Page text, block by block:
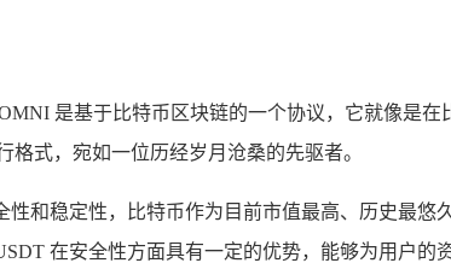
是基于比特币区块链的一个协议，它就像是
式，宛如一位历经岁月沧桑的先驱者。
和稳定性，比特币作为目前市值最高、历史最
在安全性方面具有一定的优势，能够为用户的